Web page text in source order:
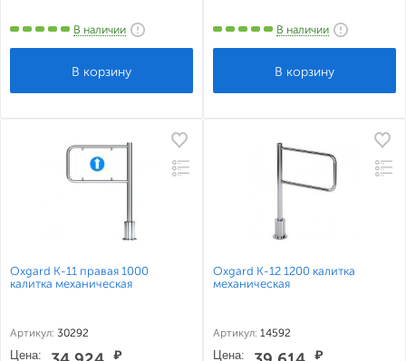
В наличии В наличии
Oxgard К-11 правая 1000
калитка механическая
Артикул: 30292
Цена: ₽
Oxgard К-12 1200 калитка
механическая
Артикул: 14592
Цена: ₽